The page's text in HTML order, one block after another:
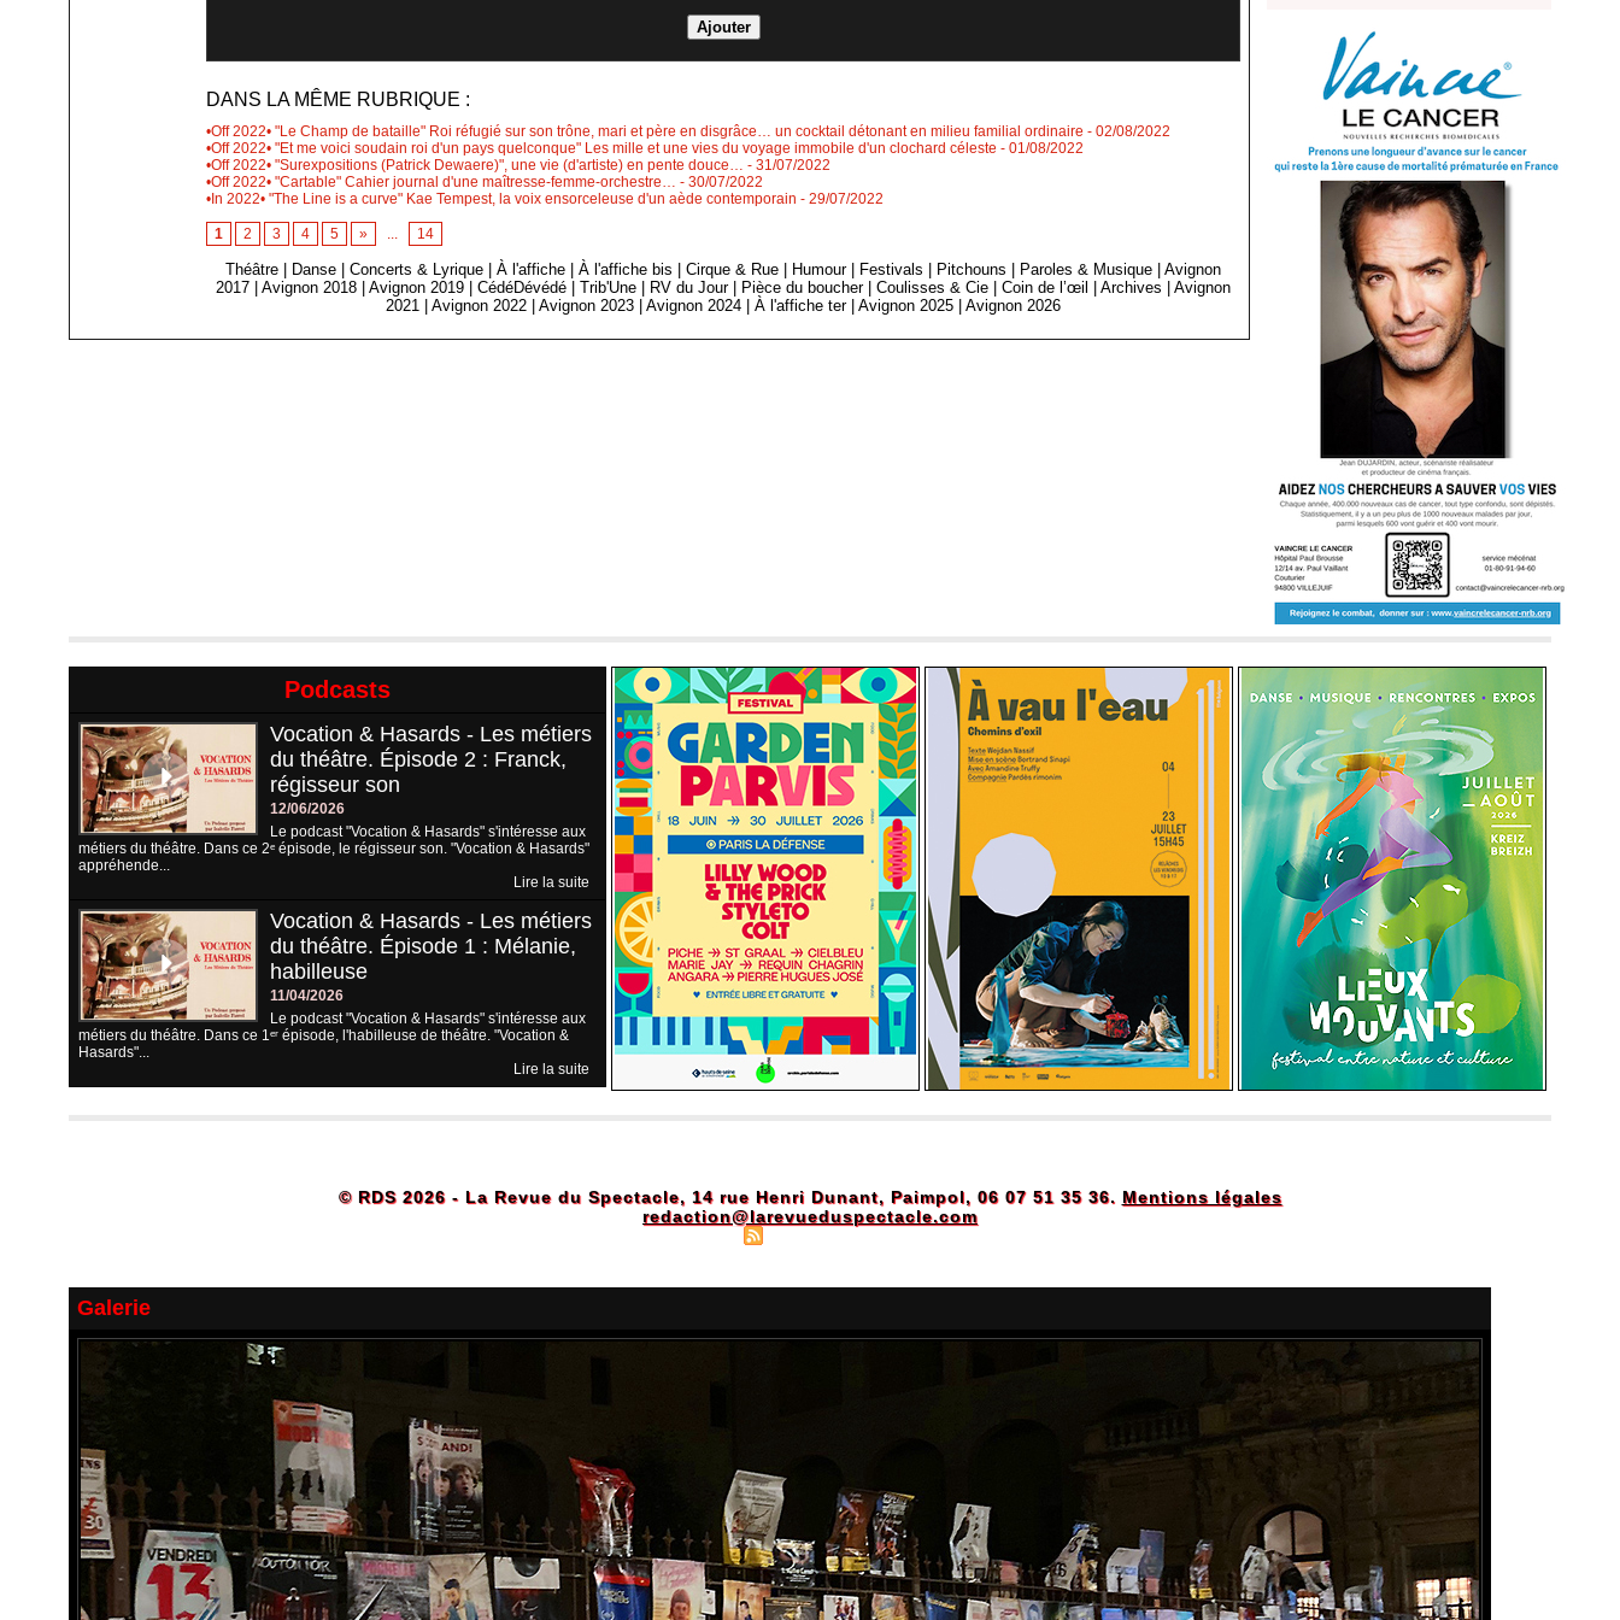
DANS LA MÊME RUBRIQUE :
•Off 2022• "Le Champ de bataille" Roi réfugié sur son trône, mari et père en disgrâce… un cocktail détonant en milieu familial ordinaire - 02/08/2022
•Off 2022• "Et me voici soudain roi d'un pays quelconque" Les mille et une vies du voyage immobile d'un clochard céleste - 01/08/2022
•Off 2022• "Surexpositions (Patrick Dewaere)", une vie (d'artiste) en pente douce… - 31/07/2022
•Off 2022• "Cartable" Cahier journal d'une maîtresse-femme-orchestre… - 30/07/2022
•In 2022• "The Line is a curve" Kae Tempest, la voix ensorceleuse d'un aède contemporain - 29/07/2022
1 2 3 4 5 » ... 14
Théâtre Danse |Concerts & Lyrique |À l'affiche |À l'affiche bis |Cirque & Rue Humour Festivals Pitchouns Paroles & Musique |Avignon
2017
|Avignon 2018 |Avignon 2019 |CédéDévédé |Trib'Une RV du Jour Pièce du boucher |Coulisses & Cie |Coin de l’œil |Archives |Avignon
2021
|Avignon 2022 |Avignon 2023 |Avignon 2024 |À l'affiche ter |Avignon 2025 |Avignon 2026
Podcasts
Vocation & Hasards - Les métiers
du théâtre. Épisode 2 : Franck,
régisseur son
12/06/2026
Le podcast "Vocation & Hasards" s'intéresse aux
métiers du théâtre. Dans ce 2ᵉ épisode, le régisseur son. "Vocation & Hasards"
appréhende...
Lire la suite
Vocation & Hasards - Les métiers
du théâtre. Épisode 1 : Mélanie,
habilleuse
11/04/2026
Le podcast "Vocation & Hasards" s'intéresse aux
métiers du théâtre. Dans ce 1ᵉʳ épisode, l'habilleuse de théâtre. "Vocation &
Hasards"...
Lire la suite
© RDS 2026 - La Revue du Spectacle, 14 rue Henri Dunant, Paimpol, 06 07 51 35 36. Mentions légales
redaction@larevueduspectacle.com
Galerie